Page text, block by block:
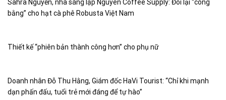
Sahra Nguyễn, nhà sáng lập Nguyen Coffee Supply: Đòi lại “công
bằng” cho hạt cà phê Robusta Việt Nam
Thiết kế “phiên bản thành công hơn” cho phụ nữ
Doanh nhân Đỗ Thu Hằng, Giám đốc HaVi Tourist: “Chỉ khi mạnh
dạn phấn đấu, tuổi trẻ mới đáng để tự hào”